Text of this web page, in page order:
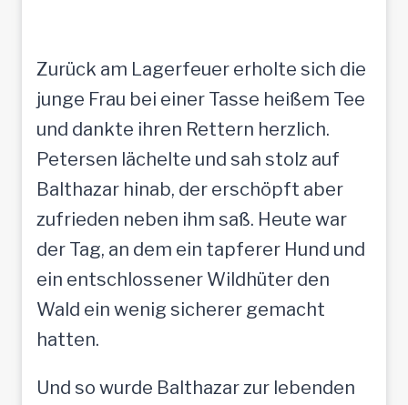
Zurück am Lagerfeuer erholte sich die
junge Frau bei einer Tasse heißem Tee
und dankte ihren Rettern herzlich.
Petersen lächelte und sah stolz auf
Balthazar hinab, der erschöpft aber
zufrieden neben ihm saß. Heute war
der Tag, an dem ein tapferer Hund und
ein entschlossener Wildhüter den
Wald ein wenig sicherer gemacht
hatten.
Und so wurde Balthazar zur lebenden